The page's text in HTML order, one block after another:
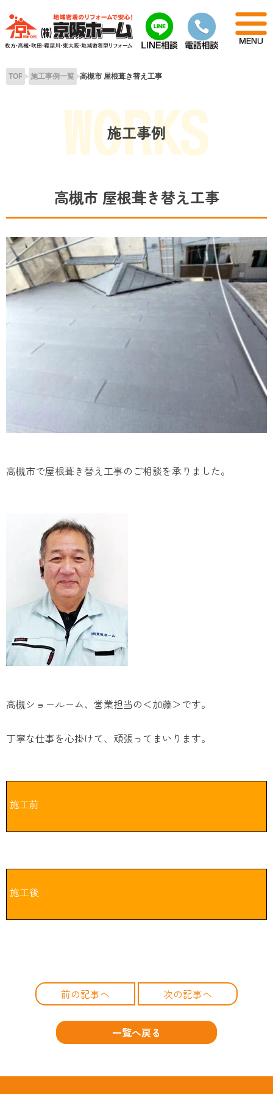
content
TOP 施工事例一覧 高槻市 屋根葺き替え工事
施工事例
高槻市 屋根葺き替え工事
高槻市で屋根葺き替え工事のご相談を承りました。
高槻ショールーム、営業担当の＜加藤＞です。
丁寧な仕事を心掛けて、頑張ってまいります。
施工前
施工後
前の記事へ 次の記事へ
一覧へ戻る